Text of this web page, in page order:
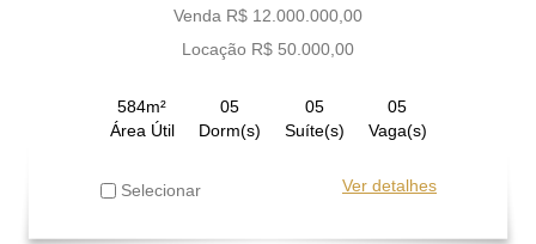
Venda R$ 12.000.000,00
Locação R$ 50.000,00
584m²
Área Útil
05
Dorm(s)
05
Suíte(s)
05
Vaga(s)
Selecionar Ver detalhes